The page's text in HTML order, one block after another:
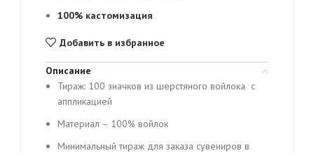
100% кастомизация
Добавить в избранное
Описание
Тираж: 100 значков из шерстяного войлока с
аппликацией
Материал – 100% войлок
Минимальный тираж для заказа сувениров в